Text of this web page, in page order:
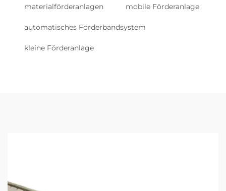
materialförderanlagen mobile Förderanlage
automatisches Förderbandsystem
kleine Förderanlage